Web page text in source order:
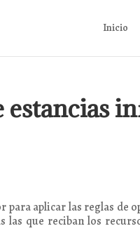
Inicio
estancias
aplicar las reglas de
que reciban los